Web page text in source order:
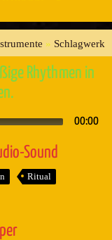
» Schlagwerk
Rhythmen in
00:00
Sound
Ritual